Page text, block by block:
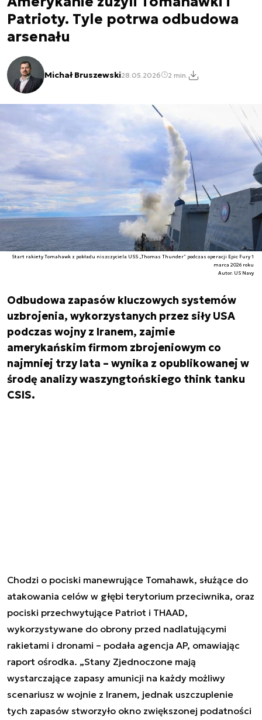
Patrioty. Tyle potrwa odbudowa
arsenału
Michał Bruszewski28.05.2026 2 min.
Start rakiety Tomahawk z pokładu niszczyciela USS „Thomas Thunder” podczas operacji Epic Fury 1
marca 2026 roku
Autor. US Navy
Odbudowa zapasów kluczowych systemów
uzbrojenia, wykorzystanych przez siły USA
podczas wojny z Iranem, zajmie
amerykańskim firmom zbrojeniowym co
najmniej trzy lata – wynika z opublikowanej w
środę analizy waszyngtońskiego think tanku
CSIS.
Chodzi o pociski manewrujące Tomahawk, służące do
atakowania celów w głębi terytorium przeciwnika, oraz
pociski przechwytujące Patriot i THAAD,
wykorzystywane do obrony przed nadlatującymi
rakietami i dronami – podała agencja AP, omawiając
raport ośrodka. „Stany Zjednoczone mają
wystarczające zapasy amunicji na każdy możliwy
scenariusz w wojnie z Iranem, jednak uszczuplenie
tych zapasów stworzyło okno zwiększonej podatności